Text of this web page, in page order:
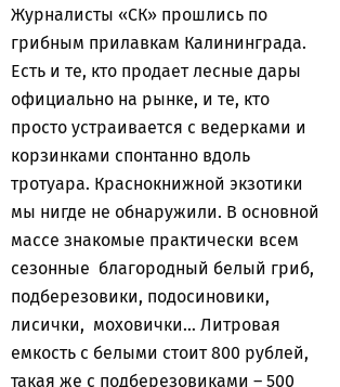
Журналисты «СК» прошлись по
грибным прилавкам Калининграда.
Есть и те, кто продает лесные дары
официально на рынке, и те, кто
просто устраивается с ведерками и
корзинками спонтанно вдоль
тротуара. Краснокнижной экзотики
мы нигде не обнаружили. В основной
массе знакомые практически всем
сезонные благородный белый гриб,
подберезовики, подосиновики,
лисички, моховички… Литровая
емкость с белыми стоит 800 рублей,
такая же с подберезовиками – 500